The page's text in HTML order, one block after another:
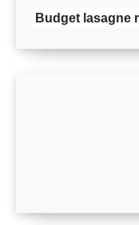
Budget lasagne